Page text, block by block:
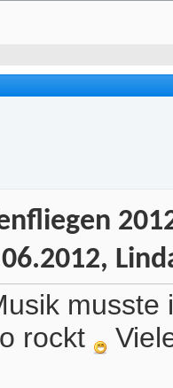
musste
rockt